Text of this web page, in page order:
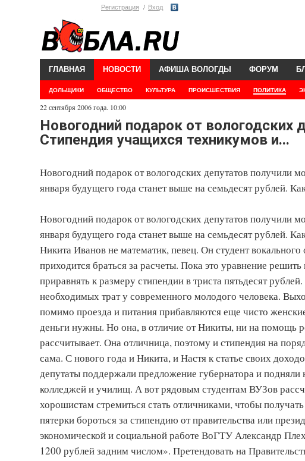
Регистрация Вход
ГЛАВНАЯ НОВОСТИ
ДОЛЬЩИКИ ОБЩЕСТВО КУЛЬТУРА ПРОИСШЕСТВИЯ ПОЛИТИКА
АФИША ВОЛОГДЫ ФОРУМ
22 сентября 2006 года. 10:00
Новогодний подарок от
Стипендия учащихся техникумов и...
Новогодний подарок от вологодских депутатов
января будущего года станет выше на семьдесят рублей.
Новогодний подарок от вологодских депутатов
января будущего года станет выше на семьдесят рублей.
Никита Иванов не математик, певец. Он студент
приходится браться за расчеты. Пока это уравнение
приравнять к размеру стипендии в триста пятьдесят
необходимых трат у современного молодого человека.
помимо проезда и питания прибавляются еще чисто
деньги нужны. Но она, в отличие от Никиты, ни на помощь
рассчитывает. Она отличница, поэтому и стипендия на
сама. С нового года и Никита, и Настя к статье своих
депутаты поддержали предложение губернатора и
колледжей и училищ. А вот рядовым студентам ВУЗов
хорошистам стремиться стать отличниками, чтобы
пятерки бороться за стипендию от правительства или
экономической и социальной работе ВоГТУ Александр
1200 рублей задним числом». Претендовать на